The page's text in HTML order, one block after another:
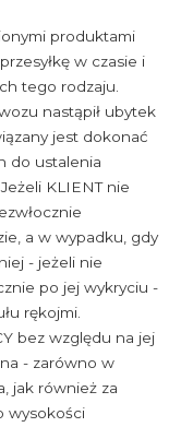
produktami
w czasie i
tego rodzaju.
nastąpił ubytek
jest dokonać
do ustalenia
KLIENT nie
a w wypadku, gdy
- jeżeli nie
po jej wykryciu -
rękojmi.
bez względu na jej
- zarówno w
jak również za
wysokości